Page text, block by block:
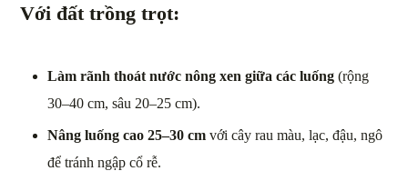
Với đất trồng trọt:
Làm rãnh thoát nước nông xen giữa các luống (rộng
30–40 cm, sâu 20–25 cm).
Nâng luống cao 25–30 cm với cây rau màu, lạc, đậu, ngô
để tránh ngập cổ rễ.